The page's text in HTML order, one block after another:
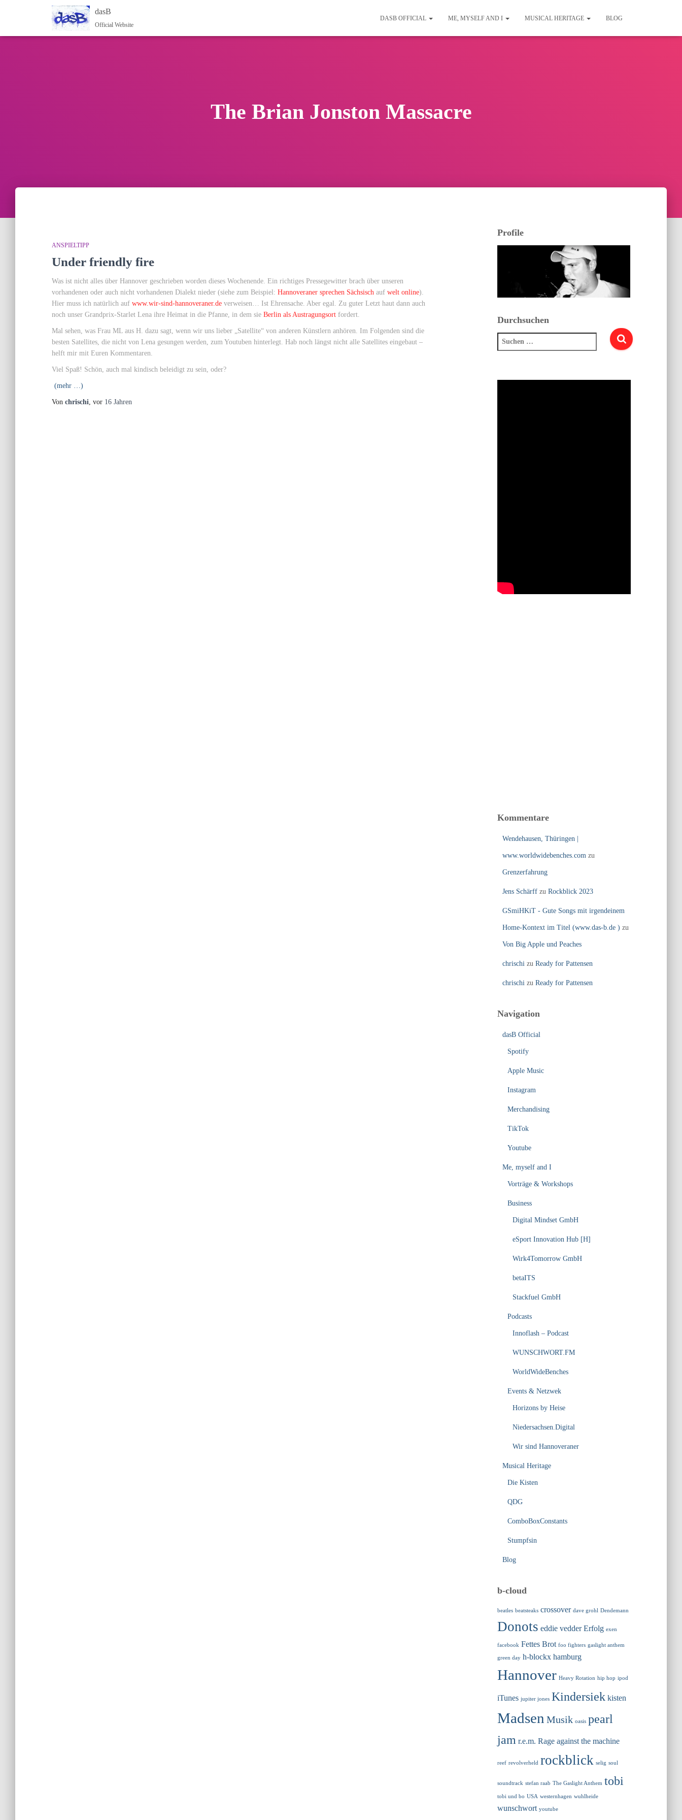
dasB
Official Website
DASB OFFICIAL ME, MYSELF AND I MUSICAL HERITAGE BLOG
The Brian Jonston Massacre
ANSPIELTIPP
Under friendly fire
Was ist nicht alles über Hannover geschrieben worden dieses Wochenende. Ein richtiges Pressegewitter brach über unseren
vorhandenen oder auch nicht vorhandenen Dialekt nieder (siehe zum Beispiel: Hannoveraner sprechen Sächsisch auf welt online).
Hier muss ich natürlich auf www.wir-sind-hannoveraner.de verweisen… Ist Ehrensache. Aber egal. Zu guter Letzt haut dann auch
noch unser Grandprix-Starlet Lena ihre Heimat in die Pfanne, in dem sie Berlin als Austragungsort fordert.
Mal sehen, was Frau ML aus H. dazu sagt, wenn wir uns lieber „Satellite“ von anderen Künstlern anhören. Im Folgenden sind die
besten Satellites, die nicht von Lena gesungen werden, zum Youtuben hinterlegt. Hab noch längst nicht alle Satellites eingebaut –
helft mir mit Euren Kommentaren.
Viel Spaß! Schön, auch mal kindisch beleidigt zu sein, oder?
(mehr …)
Von chrischi, vor 16 Jahren
Profile
Durchsuchen
Suchen
nach:
Kommentare
Wendehausen, Thüringen |
www.worldwidebenches.com zu
Grenzerfahrung
Jens Schärffzu Rockblick 2023
GSmiHKiT - Gute Songs mit irgendeinem
Home-Kontext im Titel (www.das-b.de ) zu
Von Big Apple und Peaches
chrischi zu Ready for Pattensen
chrischi zu Ready for Pattensen
Navigation
dasB Official
Spotify
Apple Music
Instagram
Merchandising
TikTok
Youtube
Me, myself and I
Vorträge & Workshops
Business
Digital Mindset GmbH
eSport Innovation Hub [H]
Wirk4Tomorrow GmbH
betaITS
Stackfuel GmbH
Podcasts
Innoflash – Podcast
WUNSCHWORT.FM
WorldWideBenches
Events & Netzwek
Horizons by Heise
Niedersachsen.Digital
Wir sind Hannoveraner
Musical Heritage
Die Kisten
QDG
ComboBoxConstants
Stumpfsin
Blog
b-cloud
beatles beatsteaks crossover dave grohl Dendemann
Donots eddie vedder Erfolg exen
facebook Fettes Brot foo fighters gaslight anthem
green day h-blockx hamburg
Hannover Heavy Rotation hip hop ipod
iTunes jupiter jones Kindersiek kisten
Madsen Musik oasis pearl
jam r.e.m. Rage against the machine
reef revolverheld rockblick selig soul
soundtrack stefan raab The Gaslight Anthem tobi
tobi und bo USA westernhagen wuhlheide
wunschwort youtube